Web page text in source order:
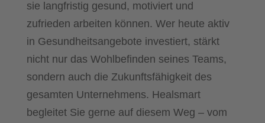
sie langfristig gesund, motiviert und
zufrieden arbeiten können. Wer heute aktiv
in Gesundheitsangebote investiert, stärkt
nicht nur das Wohlbefinden seines Teams,
sondern auch die Zukunftsfähigkeit des
gesamten Unternehmens. Healsmart
begleitet Sie gerne auf diesem Weg – vom